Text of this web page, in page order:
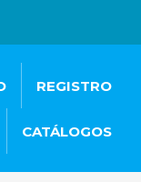
REGISTRO
CATÁLOGOS